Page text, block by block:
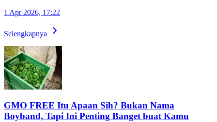
1 Apr 2026, 17:22
Selengkapnya
GMO FREE Itu Apaan Sih? Bukan Nama
Boyband, Tapi Ini Penting Banget buat Kamu